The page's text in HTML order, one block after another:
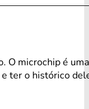
O microchip é
ter o histórico